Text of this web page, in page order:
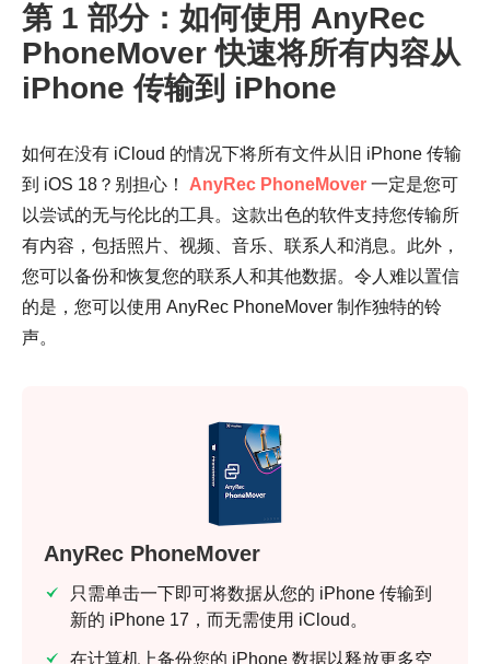
第 1 部分：如何使用 AnyRec
PhoneMover 快速将所有内容从
iPhone 传输到 iPhone
如何在没有 iCloud 的情况下将所有文件从旧 iPhone 传输
到 iOS 18？别担心！ AnyRec PhoneMover 一定是您可
以尝试的无与伦比的工具。这款出色的软件支持您传输所
有内容，包括照片、视频、音乐、联系人和消息。此外，
您可以备份和恢复您的联系人和其他数据。令人难以置信
的是，您可以使用 AnyRec PhoneMover 制作独特的铃
声。
AnyRec PhoneMover
只需单击一下即可将数据从您的 iPhone 传输到
新的 iPhone 17，而无需使用 iCloud。
在计算机上备份您的 iPhone 数据以释放更多空